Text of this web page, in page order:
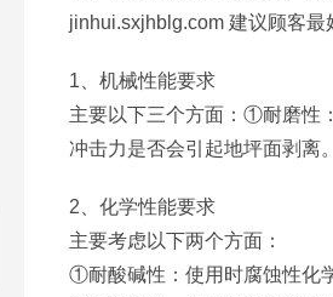
jinhui.sxjhblg.com 建议顾客最
1、机械性能要求
主要以下三个方面：①耐磨性
冲击力是否会引起地坪面剥离。
2、化学性能要求
主要考虑以下两个方面：
①耐酸碱性：使用时腐蚀性化